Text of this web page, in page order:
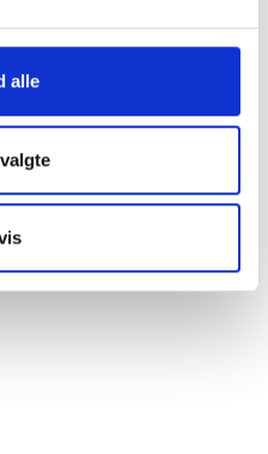
alle